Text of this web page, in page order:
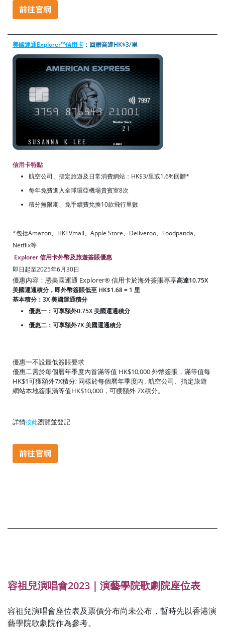
美國運通Explorer™信用卡 ：回贈高達HK$3/里
信用卡特點
航空公司、指定旅遊及日常消費網站：HK$3/里或1.6%回贈*
每年免費進入全球環亞機場貴賓室8次
積分無限期、免手續費兌換10款飛行里數
*包括Amazon、HKTVmall、Apple Store、Deliveroo、Foodpanda、
Netflix等
Explorer 信用卡外幣及旅遊簽賬優惠
即日起至2025年6月30日
優惠內容：憑美國運通 Explorer® 信用卡於海外簽賬專享高達10.75X
美國運通積分，即外幣簽賬低至 HK$1.68 = 1 里
基本積分：3X 美國運通積分
優惠一：可享額外0.75X 美國運通積分
優惠二：可享額外7X 美國運通積分
優惠一不設最低簽賬要求
優惠二需於每個曆年季度內首滿等值 HK$10,000 外幣簽賬，滿等值每
HK$1可獲額外7X積分; 同樣於每個曆年季度內 , 航空公司、指定旅遊
網站本地簽賬滿等值HK$10,000，可獲額外 7X積分。
詳情按此瀏覽並登記
容祖兒演唱會2023｜演藝學院歌劇院座位表
容祖兒演唱會座位表及票價分布尚未公布，暫時先以香港演
藝學院歌劇院作為參考。